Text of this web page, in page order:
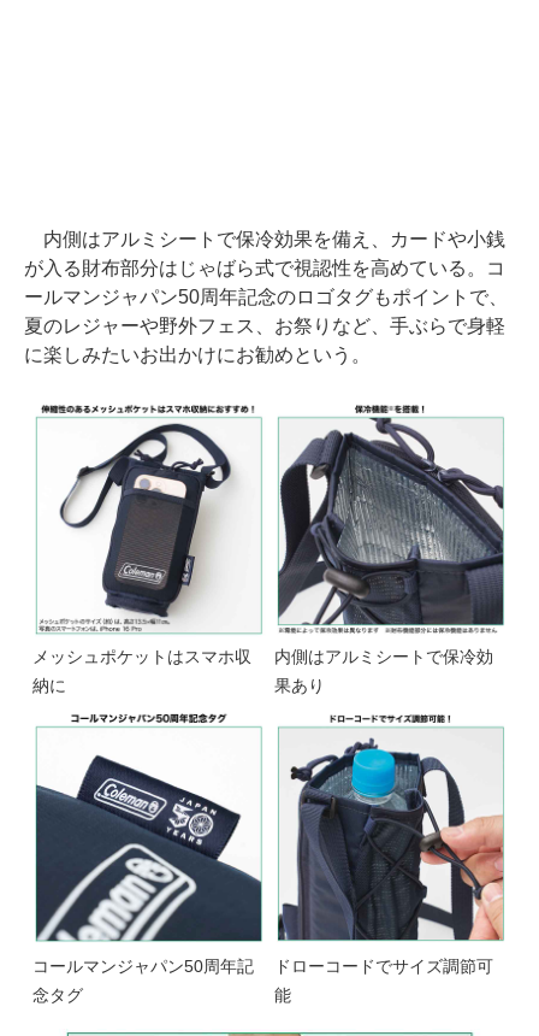
内側はアルミシートで保冷効果を備え、カードや小銭
が入る財布部分はじゃばら式で視認性を高めている。コ
ールマンジャパン50周年記念のロゴタグもポイントで、
夏のレジャーや野外フェス、お祭りなど、手ぶらで身軽
に楽しみたいお出かけにお勧めという。
メッシュポケットはスマホ収
納に
内側はアルミシートで保冷効
果あり
コールマンジャパン50周年記
念タグ
ドローコードでサイズ調節可
能